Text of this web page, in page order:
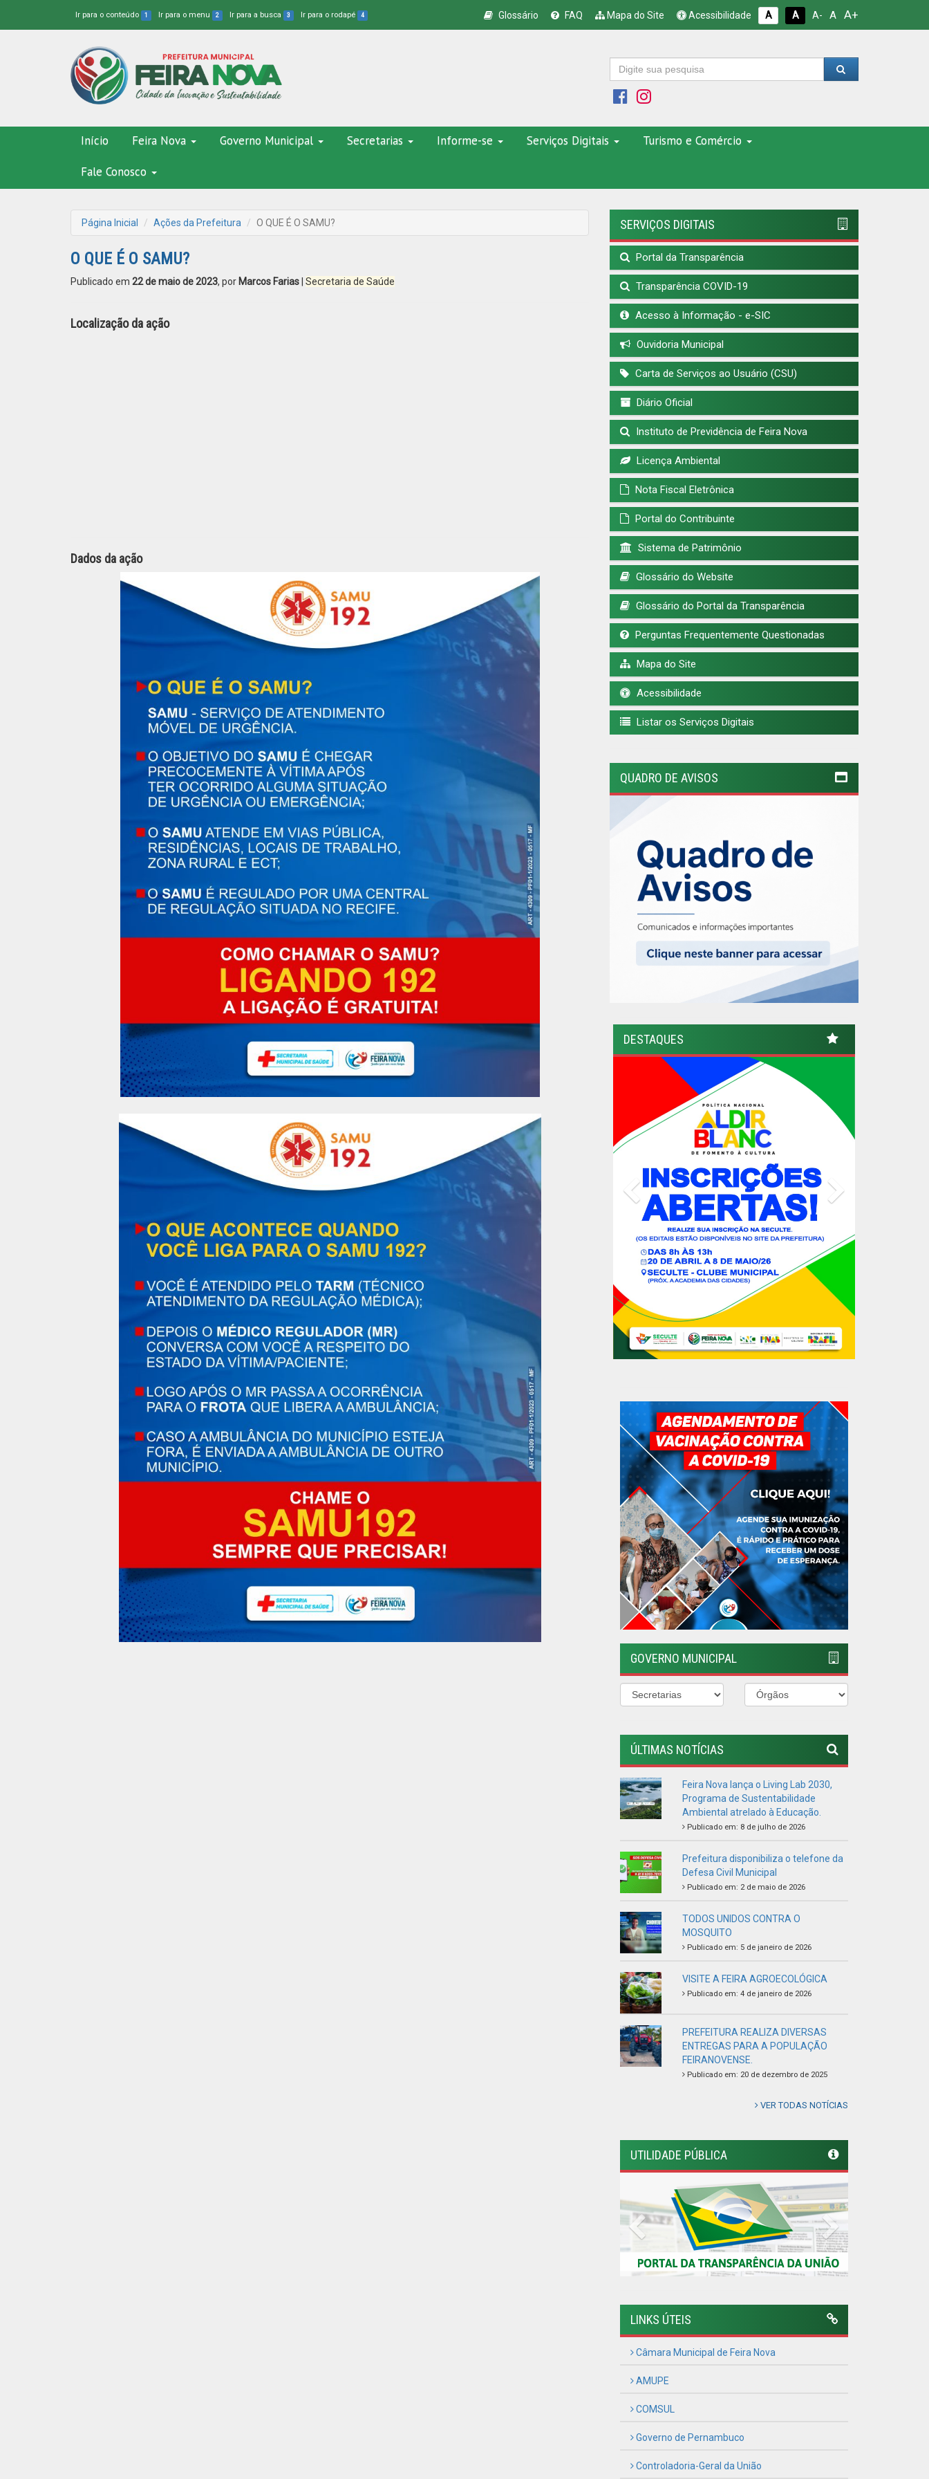
Ir para o conteúdo 1 Ir para o menu 2 Ir para a busca 3 Ir para o rodapé 4 Glossário FAQ Mapa do Site Acessibilidade A A A- A A+
Início Feira Nova Governo Municipal Secretarias Informe-se Serviços Digitais Turismo e Comércio
Fale Conosco
Página Inicial Ações da Prefeitura O QUE É O SAMU?
O QUE É O SAMU?
Publicado em 22 de maio de 2023, por Marcos Farias Secretaria de Saúde
Localização da ação
Dados da ação
SERVIÇOS DIGITAIS
Portal da Transparência
Transparência COVID-19
Acesso à Informação - e-SIC
Ouvidoria Municipal
Carta de Serviços ao Usuário (CSU)
Diário Oficial
Instituto de Previdência de Feira Nova
Licença Ambiental
Nota Fiscal Eletrônica
Portal do Contribuinte
Sistema de Patrimônio
Glossário do Website
Glossário do Portal da Transparência
Perguntas Frequentemente Questionadas
Mapa do Site
Acessibilidade
Listar os Serviços Digitais
QUADRO DE AVISOS
DESTAQUES
Previous
GOVERNO MUNICIPAL
ÚLTIMAS NOTÍCIAS
Feira Nova lança o Living Lab 2030,
Programa de Sustentabilidade
Ambiental atrelado à Educação.
Publicado em: 8 de julho de 2026
Prefeitura disponibiliza o telefone da
Defesa Civil Municipal
Publicado em: 2 de maio de 2026
MOSQUITO
Publicado em: 5 de janeiro de 2026
VISITE A FEIRA AGROECOLÓGICA
Publicado em: 4 de janeiro de 2026
FEIRANOVENSE.
Publicado em: 20 de dezembro de 2025
Previous
Câmara Municipal de Feira Nova
COMSUL
Governo de Pernambuco
Controladoria-Geral da União
QEdu
SICONFI - Tesouro Nacional
Consultar Convênios
Receber Informações sobre novos Repasses